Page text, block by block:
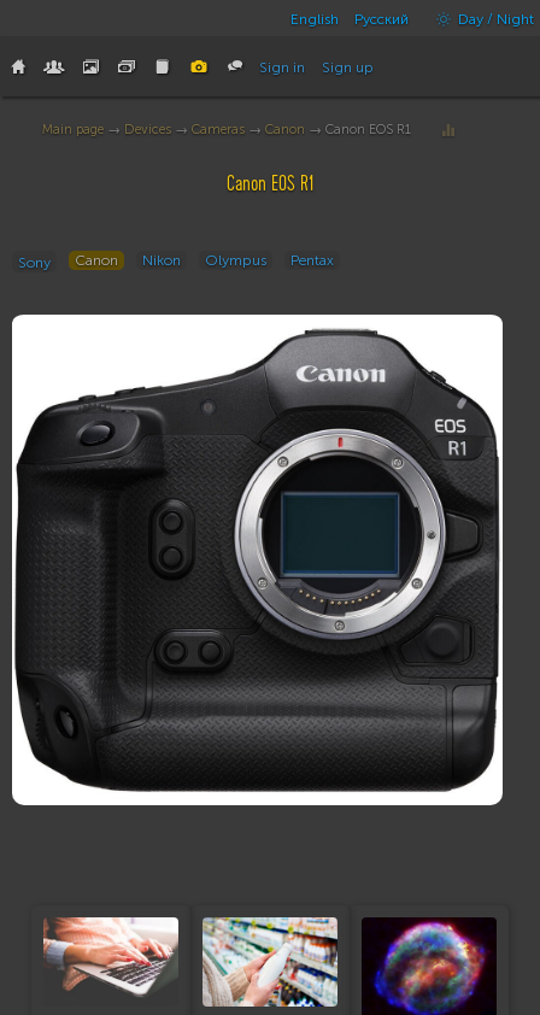
English Русский Day / Night
Sign in Sign up
Main page → Devices → Cameras → Canon → Canon EOS R1
Canon EOS R1
Sony Canon Nikon Olympus Pentax